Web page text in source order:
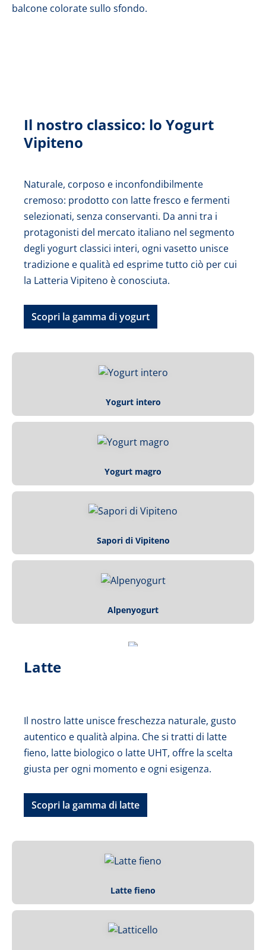
Il nostro classico: lo Yogurt
Vipiteno
Naturale, corposo e inconfondibilmente
cremoso: prodotto con latte fresco e fermenti
selezionati, senza conservanti. Da anni tra i
protagonisti del mercato italiano nel segmento
degli yogurt classici interi, ogni vasetto unisce
tradizione e qualità ed esprime tutto ciò per cui
la Latteria Vipiteno è conosciuta.
Scopri la gamma di yogurt
Yogurt intero
Yogurt magro
Sapori di Vipiteno
Alpenyogurt
Latte
Il nostro latte unisce freschezza naturale, gusto
autentico e qualità alpina. Che si tratti di latte
fieno, latte biologico o latte UHT, offre la scelta
giusta per ogni momento e ogni esigenza.
Scopri la gamma di latte
Latte fieno